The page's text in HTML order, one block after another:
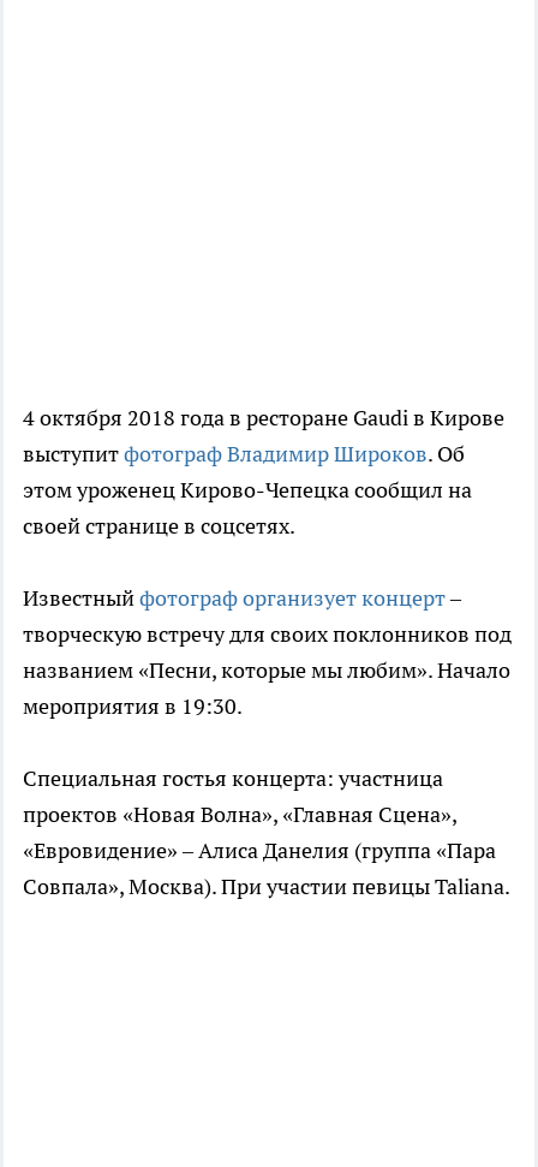
4 октября 2018 года в ресторане Gaudi в Кирове
выступитфотограф Владимир Широков. Об
этом уроженец Кирово-Чепецка сообщил на
своей странице в соцсетях.
Известныйфотограф организует концерт–
творческую встречу для своих поклонников под
названием «Песни, которые мы любим». Начало
мероприятия в 19:30.
Специальная гостья концерта: участница
проектов «Новая Волна», «Главная Сцена»,
«Евровидение» – Алиса Данелия (группа «Пара
Совпала», Москва). При участии певицы Taliana.